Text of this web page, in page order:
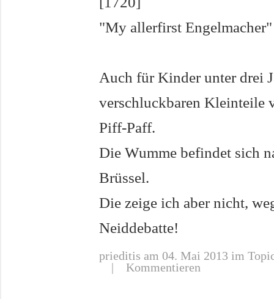
"My allerfirst Engelmacher"
Auch für Kinder unter drei
verschluckbaren Kleinteile
Piff-Paff.
Die Wumme befindet sich
Brüssel.
Die zeige ich aber nicht,
Neiddebatte!
prieditis am 04. Mai 2013 im
| Kommentieren